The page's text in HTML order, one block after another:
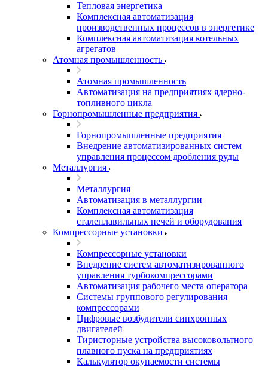
Тепловая энергетика
Комплексная автоматизация
производственных процессов в энергетике
Комплексная автоматизация котельных
агрегатов
Атомная промышленность
Атомная промышленность
Автоматизация на предприятиях ядерно-
топливного цикла
Горнопромышленные предприятия
Горнопромышленные предприятия
Внедрение автоматизированных систем
управления процессом дробления руды
Металлургия
Металлургия
Автоматизация в металлургии
Комплексная автоматизация
сталеплавильных печей и оборудования
Компрессорные установки
Компрессорные установки
Внедрение систем автоматизированного
управления турбокомпрессорами
Автоматизация рабочего места оператора
Системы группового регулирования
компрессорами
Цифровые возбудители синхронных
двигателей
Тиристорные устройства высоковольтного
плавного пуска на предприятиях
Калькулятор окупаемости системы